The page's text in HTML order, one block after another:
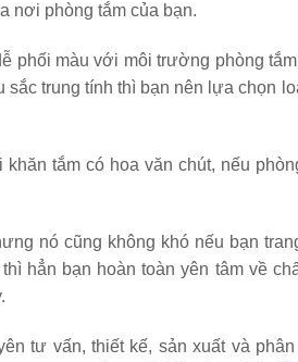
nơi phòng tắm của bạn.
phối màu với môi trường phòng
trung tính thì bạn nên lựa chọn
tắm có hoa văn chút, nếu
nó cũng không khó nếu bạn
hẳn bạn hoàn toàn yên tâm về
tư vấn, thiết kế, sản xuất và